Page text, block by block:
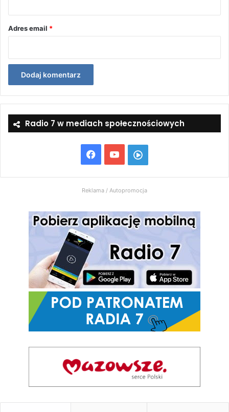
Adres email *
Radio 7 w mediach społecznościowych
Facebook
YouTubeWłącz
Radio
7
Reklama / Autopromocja